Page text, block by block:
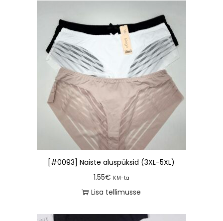
[#0093] Naiste aluspüksid (3XL-5XL)
1.55€ KM-ta
Lisa tellimusse